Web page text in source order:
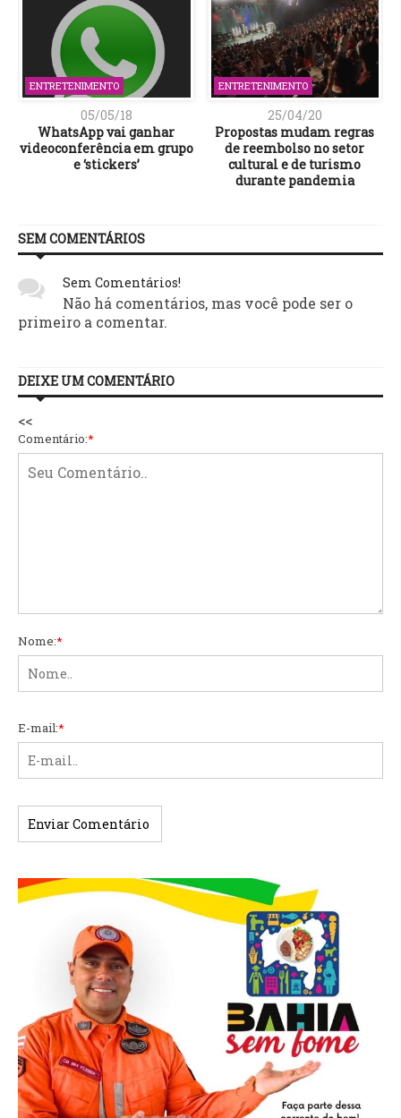
ENTRETENIMENTO
05/05/18
WhatsApp vai ganhar
videoconferência em grupo
e ‘stickers’
ENTRETENIMENTO
25/04/20
Propostas mudam regras
de reembolso no setor
cultural e de turismo
durante pandemia
SEM COMENTÁRIOS
Sem Comentários!
Não há comentários, mas você pode ser o
primeiro a comentar.
DEIXE UM COMENTÁRIO
<<
Comentário:*
Nome:*
E-mail:*